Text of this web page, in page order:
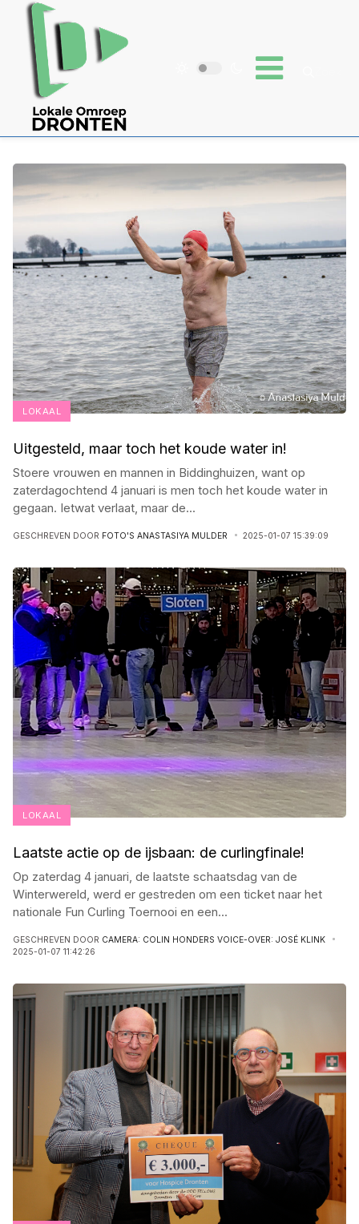
LOKAAL
Uitgesteld, maar toch het koude water in!
Stoere vrouwen en mannen in Biddinghuizen, want op
zaterdagochtend 4 januari is men toch het koude water in
gegaan. Ietwat verlaat, maar de...
GESCHREVEN DOOR FOTO'S ANASTASIYA MULDER 2025-01-07 15:39:09
LOKAAL
Laatste actie op de ijsbaan: de curlingfinale!
Op zaterdag 4 januari, de laatste schaatsdag van de
Winterwereld, werd er gestreden om een ticket naar het
nationale Fun Curling Toernooi en een...
GESCHREVEN DOOR CAMERA: COLIN HONDERS VOICE-OVER: JOSÉ KLINK
2025-01-07 11:42:26